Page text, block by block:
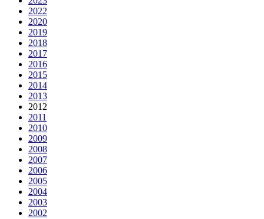
2022
2020
2019
2018
2017
2016
2015
2014
2013
2012
2011
2010
2009
2008
2007
2006
2005
2004
2003
2002